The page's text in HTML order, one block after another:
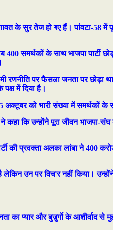
के सुर तेज हो गए हैं। पांवटा-58 में
समर्थकों के साथ भाजपा पार्टी
पर फैसला जनता पर छोड़ा
में दिया है।
अक्टूबर को भारी संख्या में
कि उन्होंने पूरा जीवन भाजपा-
की प्रवक्ता अलका लांबा ने 400
उन पर विचार नहीं किया।
का प्यार और बुज़ुर्गो के आशीर्वाद